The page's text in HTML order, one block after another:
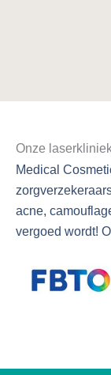
Onze
Medical
acne,
vergoed wordt!